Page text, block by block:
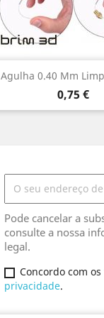
Agulha 0.40 Mm
Preço
0,75 €
Vista
Pode cancelar a
consulte a nossa
legal.
Concordo com os
privacidade.